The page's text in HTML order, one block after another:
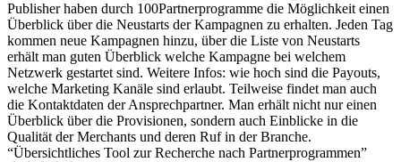
Publisher haben durch 100Partnerprogramme die Möglichkeit einen
Überblick über die Neustarts der Kampagnen zu erhalten. Jeden Tag
kommen neue Kampagnen hinzu, über die Liste von Neustarts
erhält man guten Überblick welche Kampagne bei welchem
Netzwerk gestartet sind. Weitere Infos: wie hoch sind die Payouts,
welche Marketing Kanäle sind erlaubt. Teilweise findet man auch
die Kontaktdaten der Ansprechpartner. Man erhält nicht nur einen
Überblick über die Provisionen, sondern auch Einblicke in die
Qualität der Merchants und deren Ruf in der Branche.
“Übersichtliches Tool zur Recherche nach Partnerprogrammen”